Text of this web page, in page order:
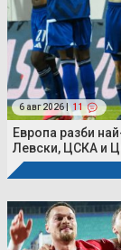
6 авг 2026 | 11
Европа разби
Левски, ЦСКА и